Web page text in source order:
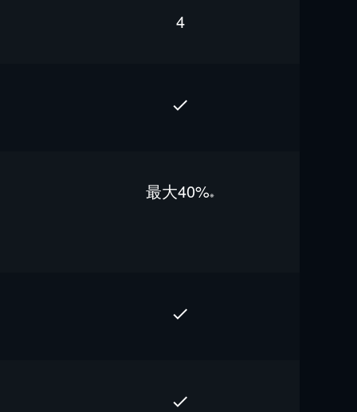
4
最⼤40%※